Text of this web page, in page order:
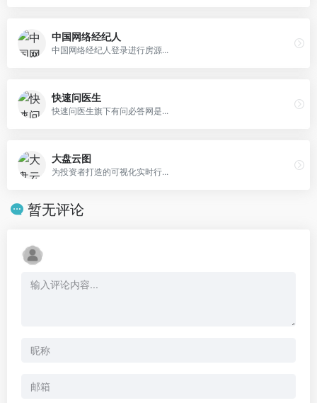
中国网络经纪人
中国网络经纪人登录进行房源...
快速问医生
快速问医生旗下有问必答网是...
大盘云图
为投资者打造的可视化实时行...
暂无评论